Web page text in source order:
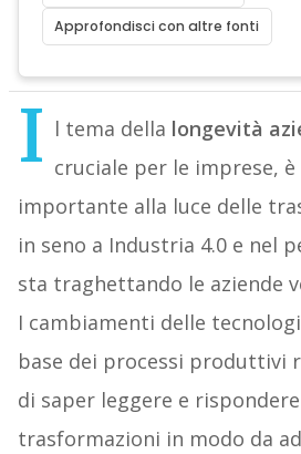
Approfondisci con altre fonti
I l tema della longevità
cruciale per le imprese,
importante alla luce delle
in seno a Industria 4.0 e nel
sta traghettando le aziende
I cambiamenti delle
base dei processi produttivi
di saper leggere e
trasformazioni in modo da